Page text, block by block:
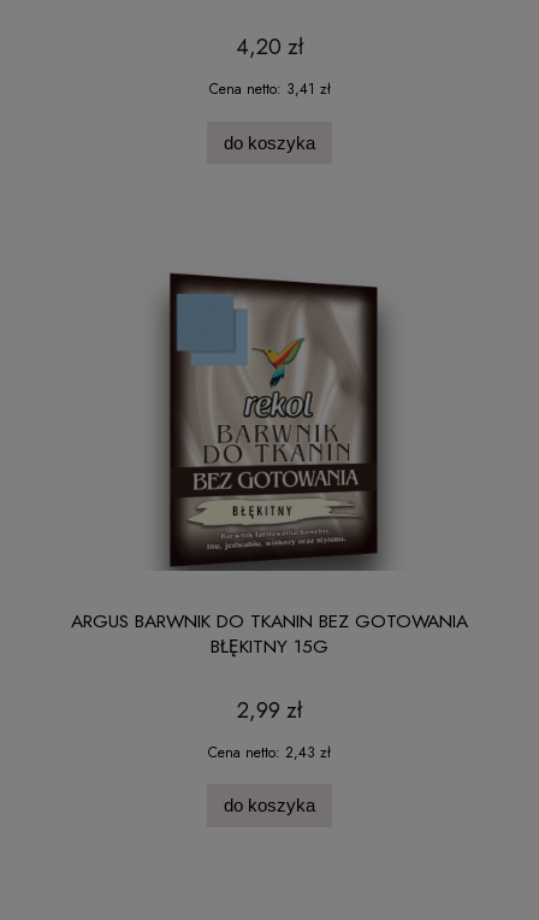
4,20 zł
Cena netto: 3,41 zł
do koszyka
ARGUS BARWNIK DO TKANIN BEZ GOTOWANIA
BŁĘKITNY 15G
2,99 zł
Cena netto: 2,43 zł
do koszyka